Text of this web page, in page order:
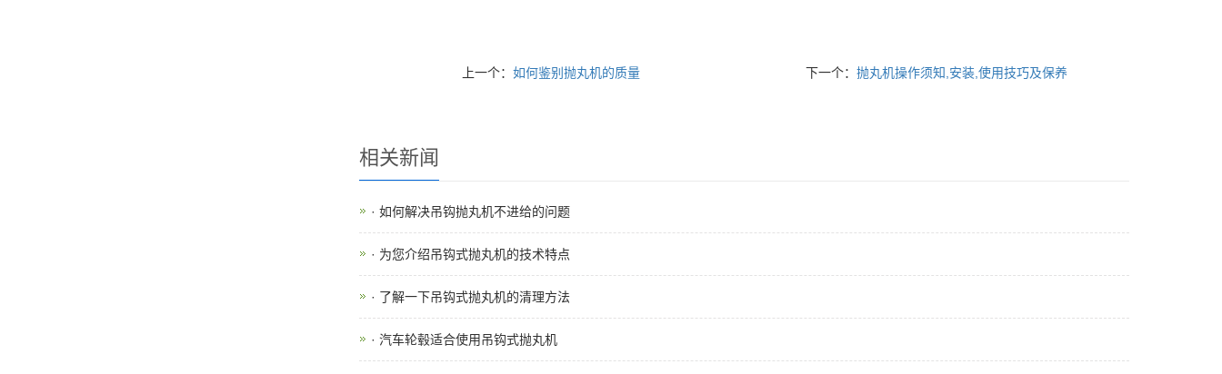
上一个：如何鉴别抛丸机的质量 下一个：抛丸机操作须知,安装,使用技巧及保养
相关新闻
· 如何解决吊钩抛丸机不进给的问题
· 为您介绍吊钩式抛丸机的技术特点
· 了解一下吊钩式抛丸机的清理方法
· 汽车轮毂适合使用吊钩式抛丸机